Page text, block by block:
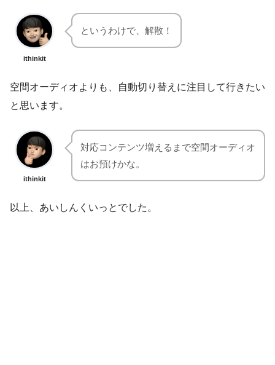
ithinkit
というわけで、解散！
空間オーディオよりも、自動切り替えに注目して行きたい
と思います。
ithinkit
対応コンテンツ増えるまで空間オーディオ
はお預けかな。
以上、あいしんくいっとでした。